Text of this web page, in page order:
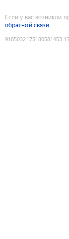
Если у вас возникли
обратной связи
9185032175180581453: